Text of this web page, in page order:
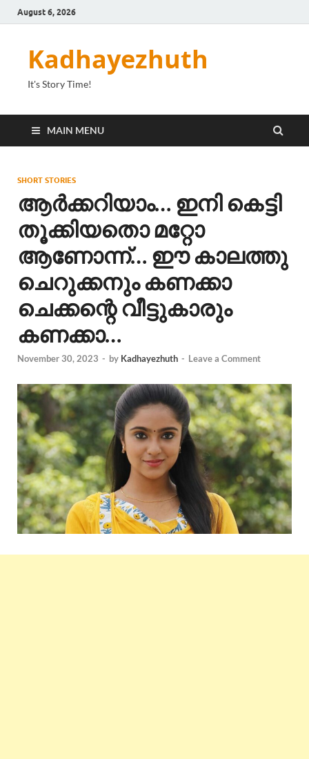
August 6, 2026
Kadhayezhuth
It's Story Time!
MAIN MENU
SHORT STORIES
ആർക്കറിയാം… ഇനി കെട്ടി
തൂക്കിയതൊ മറ്റോ
ആണോന്ന്… ഈ കാലത്തു
ചെറുക്കനും കണക്കാ
ചെക്കന്റെ വീട്ടുകാരും
കണക്കാ…
November 30, 2023 - by Kadhayezhuth - Leave a Comment